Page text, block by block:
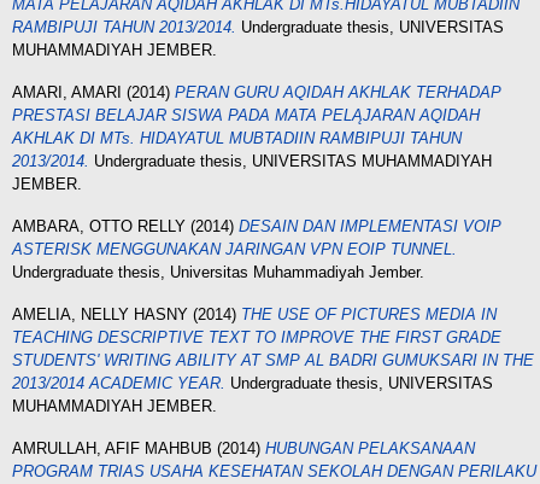
MATA PELAJARAN AQIDAH AKHLAK DI MTs.HIDAYATUL MUBTADIIN
RAMBIPUJI TAHUN 2013/2014. Undergraduate thesis, UNIVERSITAS
MUHAMMADIYAH JEMBER.
AMARI, AMARI (2014) PERAN GURU AQIDAH AKHLAK TERHADAP
PRESTASI BELAJAR SISWA PADA MATA PELĄJARAN AQIDAH
AKHLAK DI MTs. HIDAYATUL MUBTADIIN RAMBIPUJI TAHUN
2013/2014. Undergraduate thesis, UNIVERSITAS MUHAMMADIYAH
JEMBER.
AMBARA, OTTO RELLY (2014) DESAIN DAN IMPLEMENTASI VOIP
ASTERISK MENGGUNAKAN JARINGAN VPN EOIP TUNNEL.
Undergraduate thesis, Universitas Muhammadiyah Jember.
AMELIA, NELLY HASNY (2014) THE USE OF PICTURES MEDIA IN
TEACHING DESCRIPTIVE TEXT TO IMPROVE THE FIRST GRADE
STUDENTS' WRITING ABILITY AT SMP AL BADRI GUMUKSARI IN THE
2013/2014 ACADEMIC YEAR. Undergraduate thesis, UNIVERSITAS
MUHAMMADIYAH JEMBER.
AMRULLAH, AFIF MAHBUB (2014) HUBUNGAN PELAKSANAAN
PROGRAM TRIAS USAHA KESEHATAN SEKOLAH DENGAN PERILAKU